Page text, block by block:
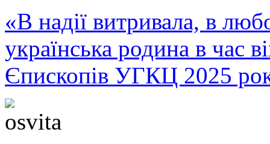
«В надії витривала, в
українська родина в час
Єпископів УГКЦ 2025